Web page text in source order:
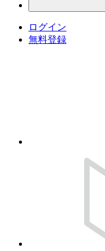
ログイン
無料登録